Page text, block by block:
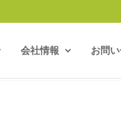
会社情報 お問